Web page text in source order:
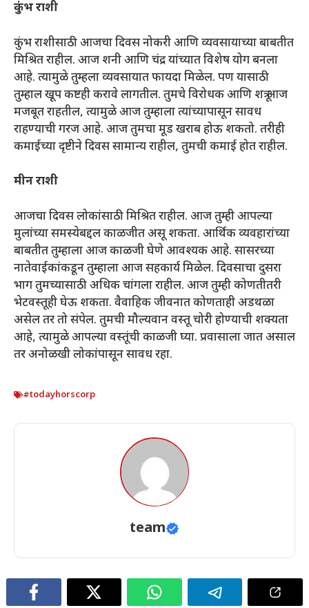
कुंभ राशी
कुंभ राशीसाठी आजचा दिवस नोकरी आणि व्यवसायाच्या बाबतीत
मिश्रित राहील. आज शनी आणि चंद्र यांच्यात विशेष योग बनला
आहे. त्यामुळे तुम्हला व्यवसायात फायदा मिळेल. पण यासाठी
तुम्हाल खूप कष्टही करावे लागतील. तुमचे विरोधक आणि शत्रू आज
मजबूत राहतील, त्यामुळे आज तुम्हाला त्यांच्यापासून सावध
राहण्याची गरज आहे. आज तुमचा मूड खराब होऊ शकतो. तरीही
कमाईच्या दृष्टीने दिवस सामान्य राहील, तुमची कमाई होत राहील.
मीन राशी
आजचा दिवस लोकांसाठी मिश्रित राहील. आज तुम्ही आपल्या
मुलांच्या समस्येबद्दल काळजीत असू शकता. आर्थिक व्यवहारांच्या
बाबतीत तुम्हाला आज काळजी घेणे आवश्यक आहे. सासरच्या
नातेवाईकांकडून तुम्हाला आज सहकार्य मिळेल. दिवसाचा दुसरा
भाग तुमच्यासाठी अधिक चांगला राहील. आज तुम्ही कोणतीतरी
भेटवस्तूही घेऊ शकता. वैवाहिक जीवनात कोणताही अडथळा
असेल तर तो संपेल. तुमची मौल्यवान वस्तू चोरी होण्याची शक्यता
आहे, त्यामुळे आपल्या वस्तूंची काळजी घ्या. प्रवासाला जात असाल
तर अनोळखी लोकांपासून सावध रहा.
#todayhorscorp
team